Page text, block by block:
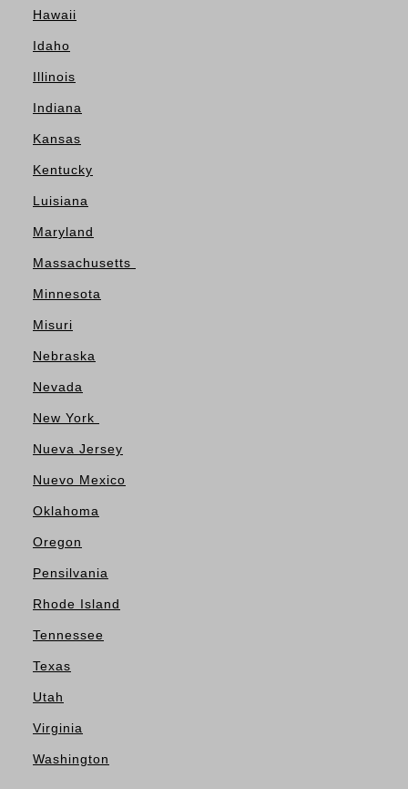
Hawaii
Idaho
Illinois
Indiana
Kansas
Kentucky
Luisiana
Maryland
Massachusetts
Minnesota
Misuri
Nebraska
Nevada
New York
Nueva Jersey
Nuevo Mexico
Oklahoma
Oregon
Pensilvania
Rhode Island
Tennessee
Texas
Utah
Virginia
Washington